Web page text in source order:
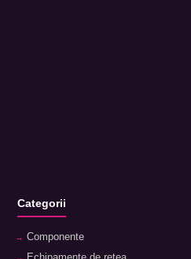
Categorii
Componente